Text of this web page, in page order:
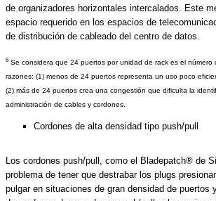
de organizadores horizontales intercalados. Este
espacio requerido en los espacios de
de distribución de cableado del centro de datos.
6 Se considera que 24 puertos por unidad de rack es el número
razones: (1) menos de 24 puertos representa un uso poco
(2) más de 24 puertos crea una congestión que dificulta la
administración de cables y cordones.
Cordones de alta densidad tipo push/pull
Los cordones push/pull, como el Bladepatch® de
problema de tener que destrabar los plugs
pulgar en situaciones de gran densidad de puertos